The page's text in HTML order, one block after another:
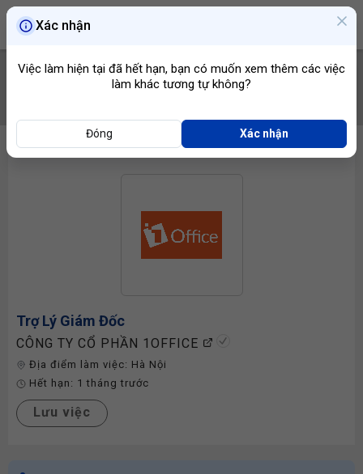
Trợ Lý Giám Đốc
CÔNG TY CỔ PHẦN 1OFFICE
Địa điểm làm việc: Hà Nội
Hết hạn: 1 tháng trước
Lưu việc
Xác nhận
Việc làm hiện tại đã hết hạn, bạn có muốn xem thêm các việc
làm khác tương tự không?
Đóng Xác nhận